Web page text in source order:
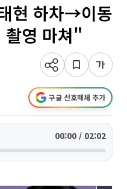
현 하차→이동
영 마쳐"
구글 선호매체 추가
00:00 / 02:02